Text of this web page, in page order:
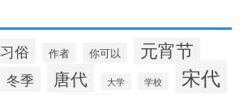
习俗 作者 你可以 元宵节
冬季 唐代 大学 学校 宋代